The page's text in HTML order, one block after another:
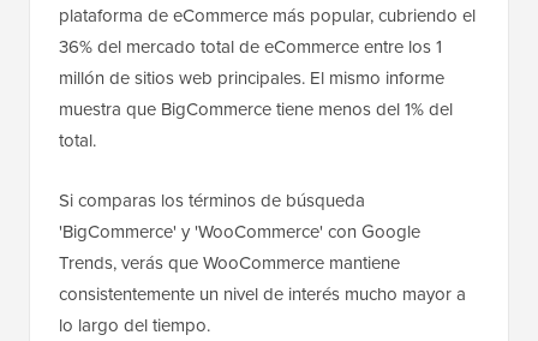
plataforma de eCommerce más popular, cubriendo el
36% del mercado total de eCommerce entre los 1
millón de sitios web principales. El mismo informe
muestra que BigCommerce tiene menos del 1% del
total.
Si comparas los términos de búsqueda
'BigCommerce' y 'WooCommerce' con Google
Trends, verás que WooCommerce mantiene
consistentemente un nivel de interés mucho mayor a
lo largo del tiempo.